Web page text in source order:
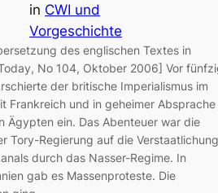
in CWI und
Vorgeschichte
des englischen Textes in
No 104, Oktober 2006] Vor
der britische Imperialismus im
Frankreich und in geheimer Absprache
Ägypten ein. Das Abenteuer war die
Tory-Regierung auf die Verstaatlichung
durch das Nasser-Regime. In
gab es Massenproteste. Die